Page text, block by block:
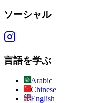
ソーシャル
言語を学ぶ
Arabic
Chinese
English